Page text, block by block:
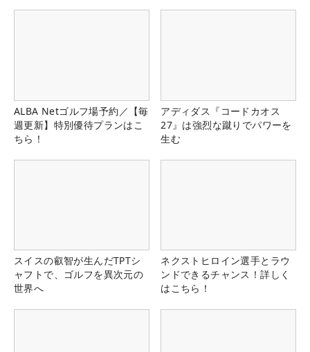
ALBA Netゴルフ場予約／【毎
週更新】特別優待プランはこ
ちら！
アディダス『コードカオス
27』は強烈な蹴りでパワーを
生む
スイスの叡智が生んだTPTシ
ャフトで、ゴルフを異次元の
世界へ
ネクストヒロイン選手とラウ
ンドできるチャンス！詳しく
はこちら！